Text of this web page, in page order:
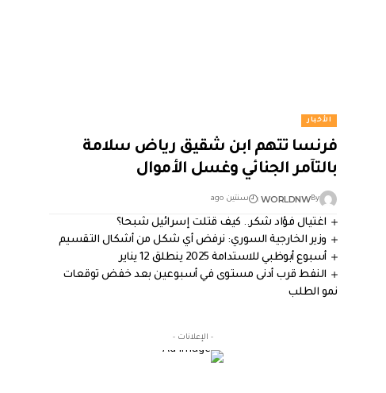
الأخبار
فرنسا تتهم ابن شقيق رياض سلامة
بالتآمر الجنائي وغسل الأموال
By
WORLDNW سنتين ago
اغتيال فؤاد شكر.. كيف قتلت إسرائيل شبحا؟
وزير الخارجية السوري: نرفض أي شكل من أشكال التقسيم
أسبوع أبوظبي للاستدامة 2025 ينطلق 12 يناير
النفط قرب أدنى مستوى في أسبوعين بعد خفض توقعات
نمو الطلب
- الإعلانات -